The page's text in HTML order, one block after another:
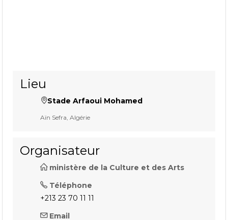
Lieu
Stade Arfaoui Mohamed
Aïn Sefra, Algérie
Organisateur
ministère de la Culture et des Arts
Téléphone
+213 23 70 11 11
Email